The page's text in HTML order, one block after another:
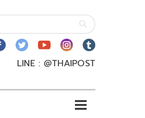
LINE : @THAIPOST